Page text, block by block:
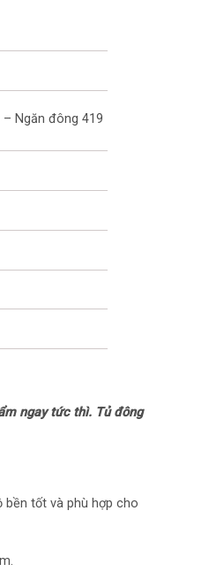
Ngăn đông 419
ngay tức thì. Tủ đông
bền tốt và phù hợp cho